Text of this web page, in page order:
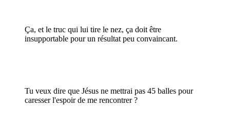
Ça, et le truc qui lui tire le nez, ça doit être
insupportable pour un résultat peu convaincant.
Tu veux dire que Jésus ne mettrai pas 45 balles pour
caresser l'espoir de me rencontrer ?